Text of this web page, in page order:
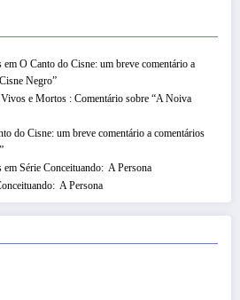
em O Canto do Cisne: um breve comentário a
Negro”
e Mortos : Comentário sobre “A Noiva
do Cisne: um breve comentário a comentários
em Série Conceituando: A Persona
A Persona